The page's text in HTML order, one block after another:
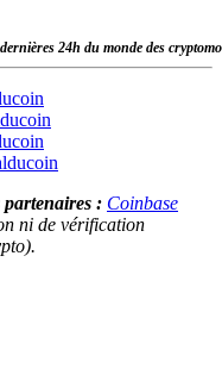
24h du monde des
: Coinbase
ni de vérification